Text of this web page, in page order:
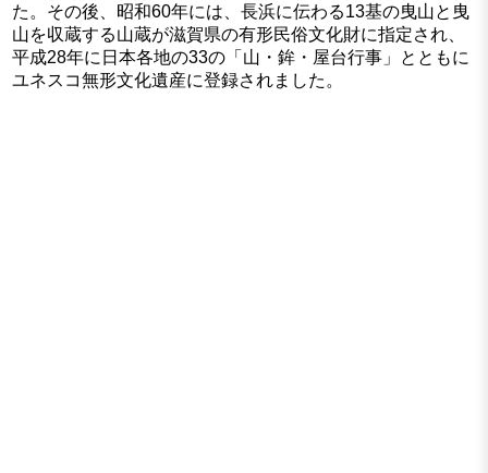
た。その後、昭和60年には、長浜に伝わる13基の曳山と曳
山を収蔵する山蔵が滋賀県の有形民俗文化財に指定され、
平成28年に日本各地の33の「山・鉾・屋台行事」とともに
ユネスコ無形文化遺産に登録されました。